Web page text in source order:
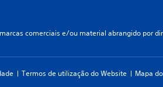
comerciais e/ou material abrangido por
Termos de utilização do Website Mapa